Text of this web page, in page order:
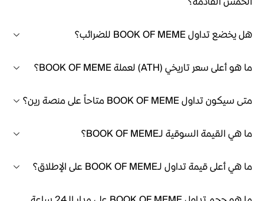
هل يخضع تداول BOOK OF MEME للضرائب؟
ما هو أعلى سعر تاريخي (ATH) لعملة BOOK OF MEME؟
متى سيكون تداول BOOK OF MEME متاحاً على منصة رين؟
ما هي القيمة السوقية لـBOOK OF MEME؟
ما هي أعلى قيمة تداول لـBOOK OF MEME على الإطلاق؟